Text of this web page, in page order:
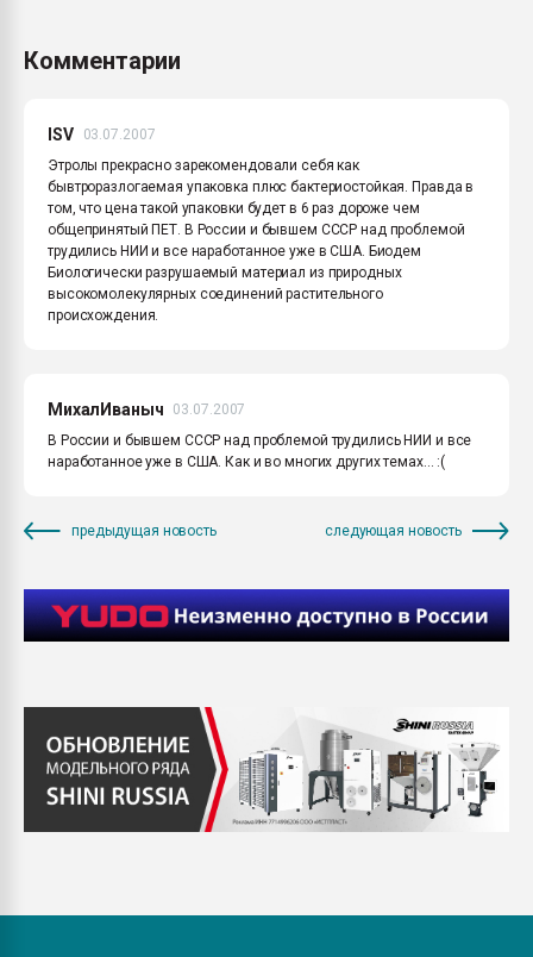
Комментарии
ISV
03.07.2007
Этролы прекрасно зарекомендовали себя как
бывтроразлогаемая упаковка плюс бактериостойкая. Правда в
том, что цена такой упаковки будет в 6 раз дороже чем
общепринятый ПЕТ. В России и бывшем СССР над проблемой
трудились НИИ и все наработанное уже в США. Биодем
Биологически разрушаемый материал из природных
высокомолекулярных соединений растительного
происхождения.
МихалИваныч
03.07.2007
В России и бывшем СССР над проблемой трудились НИИ и все
наработанное уже в США. Как и во многих других темах... :(
предыдущая новость следующая новость